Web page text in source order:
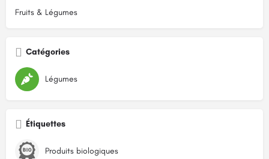
Fruits & Légumes
Catégories
Légumes
Étiquettes
Produits biologiques